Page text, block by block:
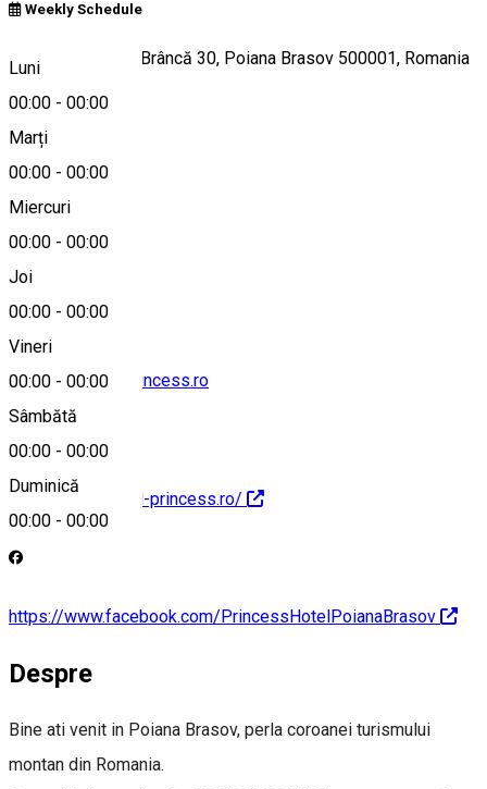
Weekly Schedule
Luni
00:00 - 00:00
Marți
00:00 - 00:00
Miercuri
00:00 - 00:00
Joi
00:00 - 00:00
Vineri
00:00 - 00:00
Sâmbătă
00:00 - 00:00
Duminică
00:00 - 00:00
Strada Poiana lui Brâncă 30, Poiana Brasov 500001, Romania
Hartă
contact@hotel-princess.ro
https://www.hotel-princess.ro/
https://www.facebook.com/PrincessHotelPoianaBrasov
Despre
Bine ati venit in Poiana Brasov, perla coroanei turismului
montan din Romania.